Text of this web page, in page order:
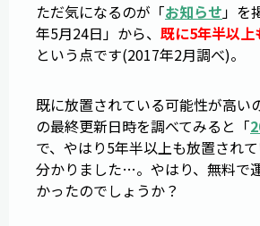
ただ気になるのが「お知らせ」を
年5月24日」から、 既に5年半以上
という点です(2017年2月調べ)。
既に放置されている可能性が高い
の最終更新日時を調べてみると「
で、やはり5年半以上も放置され
分かりました…。やはり、無料で
かったのでしょうか？